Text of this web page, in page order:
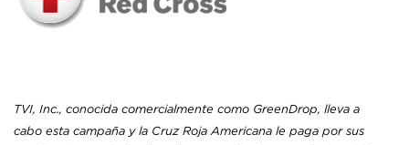
TVI, Inc., conocida comercialmente como GreenDrop, lleva a
cabo esta campaña y la Cruz Roja Americana le paga por sus